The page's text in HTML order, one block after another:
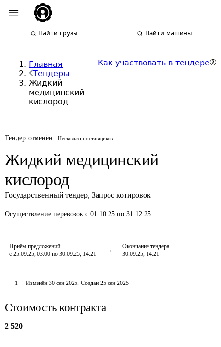
Найти грузы Найти машины
Главная
Тендеры
Жидкий
медицинский
кислород
Как участвовать в тендере
Тендер отменён Несколько поставщиков
Жидкий медицинский
кислород
Государственный тендер, Запрос котировок
Осуществление перевозок с 01.10.25 по 31.12.25
Приём предложений
с 25.09.25, 03:00 по 30.09.25, 14:21
Окончание тендера
30.09.25, 14:21
1 Изменён 30 сен 2025. Создан 25 сен 2025
Стоимость контракта
2 520